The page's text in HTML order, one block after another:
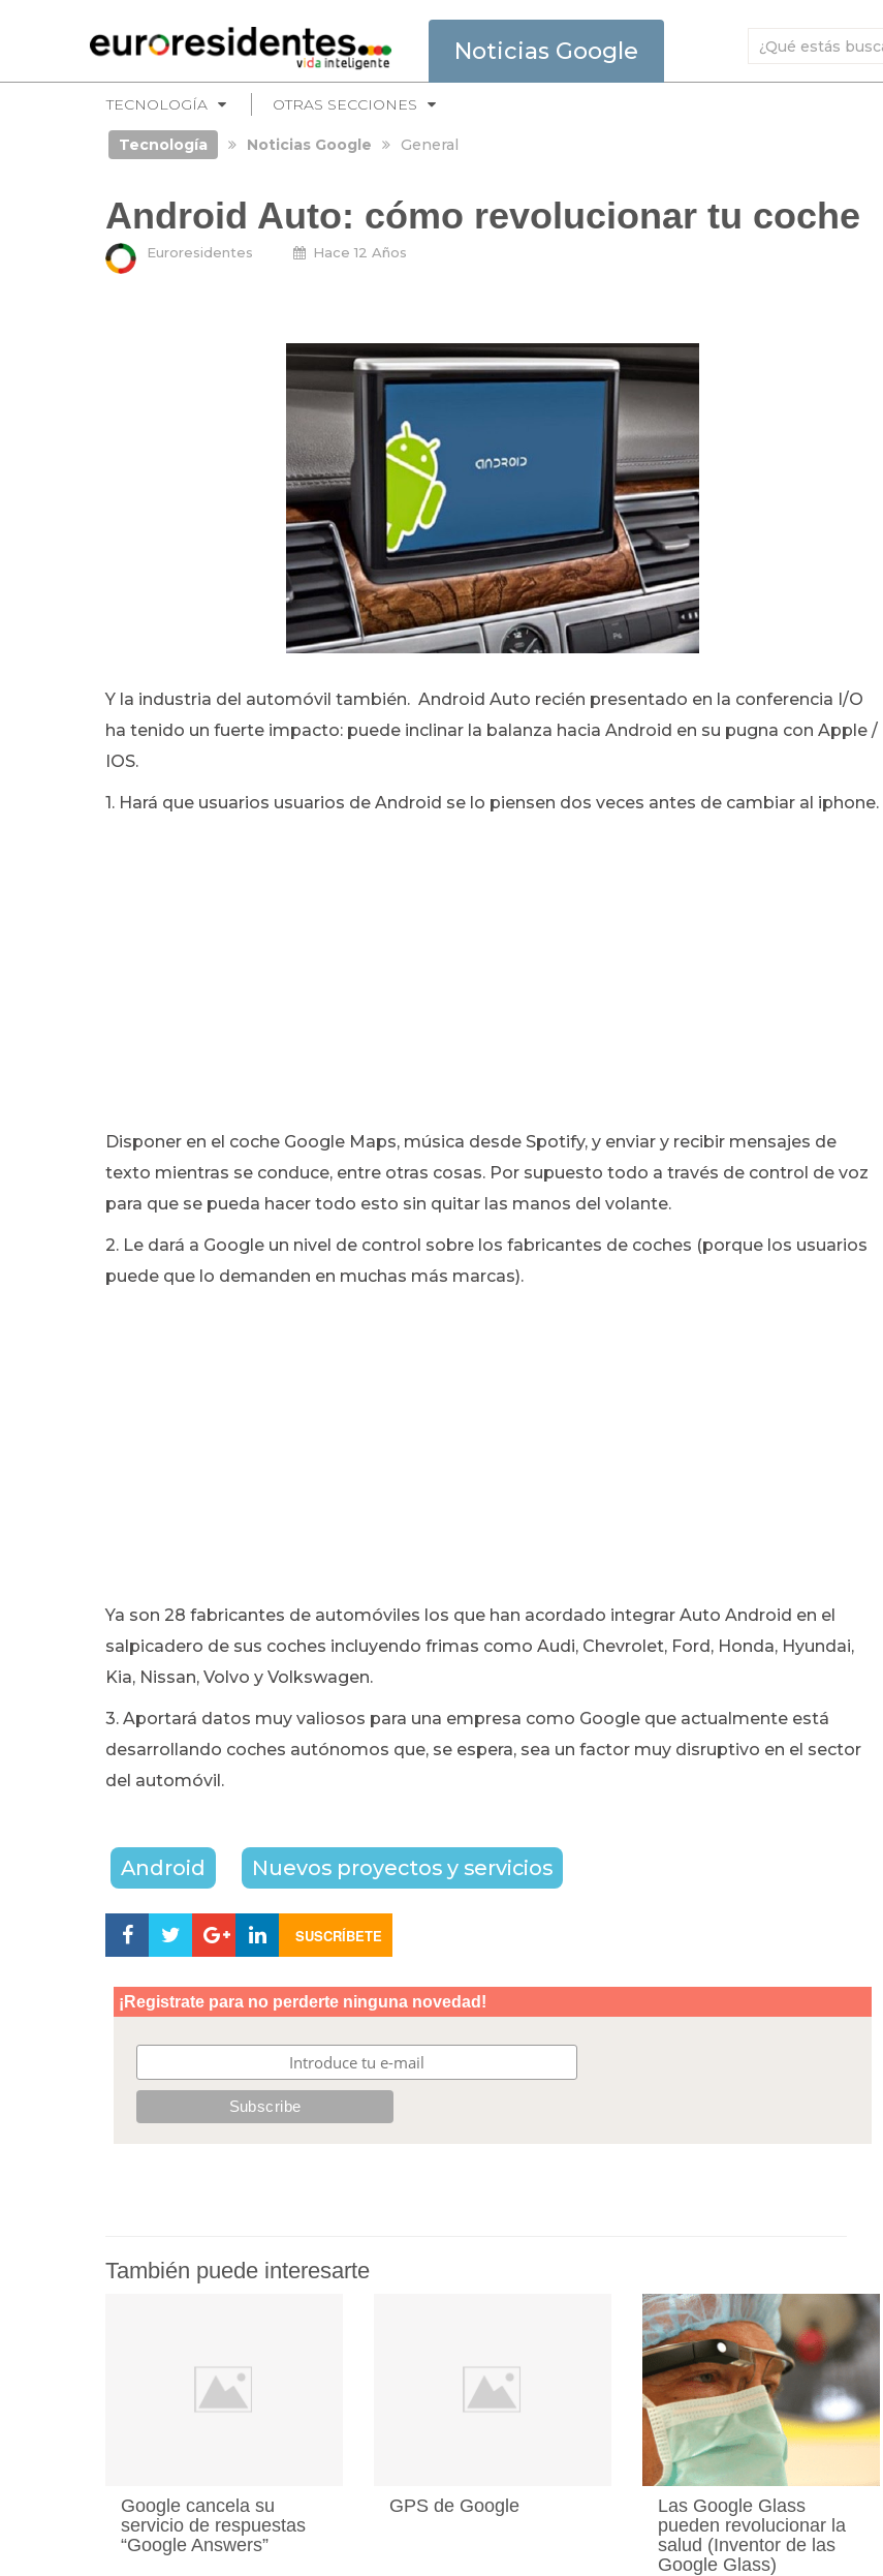
Noticias Google
TECNOLOGÍA OTRAS SECCIONES
Tecnología Noticias Google General
Android Auto: cómo revolucionar tu coche
Euroresidentes Hace 12 Años
Y la industria del automóvil también. Android Auto recién presentado en la conferencia I/O
ha tenido un fuerte impacto: puede inclinar la balanza hacia Android en su pugna con Apple /
IOS.
1. Hará que usuarios usuarios de Android se lo piensen dos veces antes de cambiar al iphone.
Disponer en el coche Google Maps, música desde Spotify, y enviar y recibir mensajes de
texto mientras se conduce, entre otras cosas. Por supuesto todo a través de control de voz
para que se pueda hacer todo esto sin quitar las manos del volante.
2. Le dará a Google un nivel de control sobre los fabricantes de coches (porque los usuarios
puede que lo demanden en muchas más marcas).
Ya son 28 fabricantes de automóviles los que han acordado integrar Auto Android en el
salpicadero de sus coches incluyendo frimas como Audi, Chevrolet, Ford, Honda, Hyundai,
Kia, Nissan, Volvo y Volkswagen.
3. Aportará datos muy valiosos para una empresa como Google que actualmente está
desarrollando coches autónomos que, se espera, sea un factor muy disruptivo en el sector
del automóvil.
Android Nuevos proyectos y servicios
SUSCRÍBETE
También puede interesarte
Google cancela su
servicio de respuestas
“Google Answers”
GPS de Google
Las Google Glass
pueden revolucionar la
salud (Inventor de las
Google Glass)